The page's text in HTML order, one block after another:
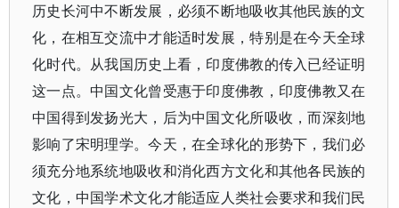
历史长河中不断发展，必须不断地吸收其他民族的文
化，在相互交流中才能适时发展，特别是在今天全球
化时代。从我国历史上看，印度佛教的传入已经证明
这一点。中国文化曾受惠于印度佛教，印度佛教又在
中国得到发扬光大，后为中国文化所吸收，而深刻地
影响了宋明理学。今天，在全球化的形势下，我们必
须充分地系统地吸收和消化西方文化和其他各民族的
文化，中国学术文化才能适应人类社会要求和我们民